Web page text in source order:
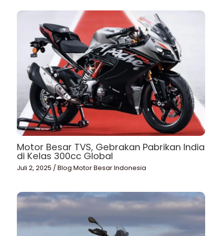
Motor Besar TVS, Gebrakan Pabrikan India
di Kelas 300cc Global
Juli 2, 2025 /Blog Motor Besar Indonesia